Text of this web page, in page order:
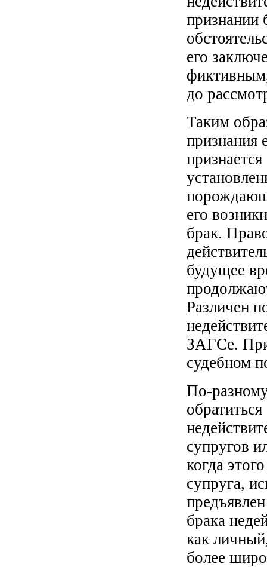
признании
его
до
Таким
признания
его
брак.
будущее
Различен
ЗАГСе.
судебном
По-
супругов
когда
супруга,
брака
как
более